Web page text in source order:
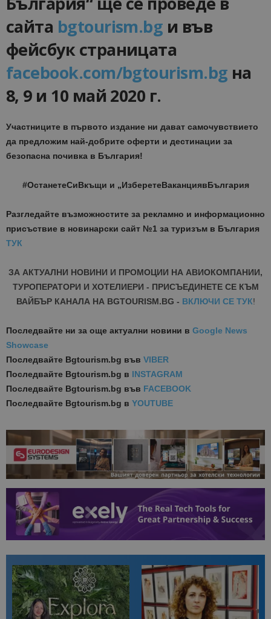
сайта bgtourism.bg и във
фейсбук страницата
facebook.com/bgtourism.bg на
8, 9 и 10 май 2020 г.
Участниците в първото издание ни дават самочувствието
да предложим най-добрите оферти и дестинации за
безопасна почивка в България!
#ОстанетеСиВкъщи и „ИзберетеВаканциявБългария
Разгледайте възможностите за рекламно и информационно
присъствие в новинарски сайт №1 за туризъм в България
ТУК
ЗА АКТУАЛНИ НОВИНИ И ПРОМОЦИИ НА АВИОКОМПАНИИ,
ТУРОПЕРАТОРИ И ХОТЕЛИЕРИ - ПРИСЪЕДИНЕТЕ СЕ КЪМ
ВАЙБЪР КАНАЛА НА BGTOURISM.BG - ВКЛЮЧИ СЕ ТУК!
Последвайте ни за още актуални новини в Google News
Showcase
Последвайте Bgtourism.bg във VIBER
Последвайте Bgtourism.bg в INSTAGRAM
Последвайте Bgtourism.bg във FACEBOOK
Последвайте Bgtourism.bg в YOUTUBE